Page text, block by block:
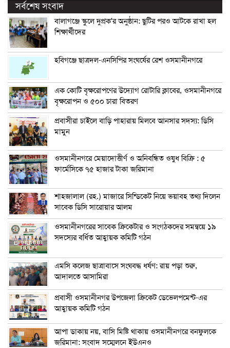
সর্বশেষ সংবাদ
বালাগঞ্জে স্কুলে দুপ্রক’র অনুষ্ঠান: ছুটির পরও আটকে রাখা হল
শিক্ষার্থীদের
হবিগঞ্জে ছাত্রদল-এনসিপির সংঘর্ষের রেশ ওসমানীনগরে
এক কোটি বৃক্ষরোপণের উদ্যোগ রোটারি ক্লাবের, ওসমানীনগরে
বৃক্ষরোপন ও ৫০০ চারা বিতরণ
প্রবাসীরা চাইলে বাড়ি পাহারায় মিলবে আনসার সদস্য: ডিসি
মামুন
ওসমানীনগরে মেয়াদোত্তীর্ণ ও অনিবন্ধিত ওষুধ বিক্রি : ৫
ফার্মেসিকে ৭৫ হাজার টাকা জরিমানা
শাহজালাল (রহ.) মাজারে সিন্ডিকেট নিয়ে ভয়াবহ তথ্য দিলেন
সাবেক ডিসি সারোয়ার আলম
ওসমানীনগরের সাবেক ক্রিকেটার ও সংগঠকদের সমন্বয়ে ১৯
সদস্যের বর্ধিত আহ্বায়ক কমিটি গঠন
এম‌সি কলেজ ছাত্রাবাসে সংঘবদ্ধ ধর্ষণ: রায় পড়া শুরু,
আদালতে আসামিরা
প্রবাসী ওসমানীনগর উপজেলা ক্রিকেট ডেভেলপমেন্ট-এর
আহ্বায়ক কমিটি গঠন
আপা ডাকায় নয়, বাসি মিষ্টি থাকায় ওসমানীনগরে বনফুলকে
জরিমানা: সংবাদ সম্মেলনে ইউএনও